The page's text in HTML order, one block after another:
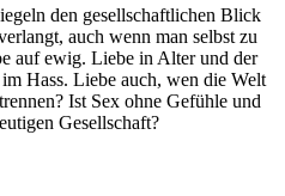
den gesellschaftlichen Blick
auch wenn man selbst zu
auf ewig. Liebe in Alter und der
Hass. Liebe auch, wen die Welt
Ist Sex ohne Gefühle und
Gesellschaft?